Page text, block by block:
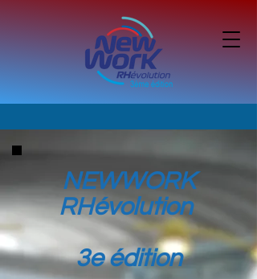
NEWWORK
RHévolution
3e édition